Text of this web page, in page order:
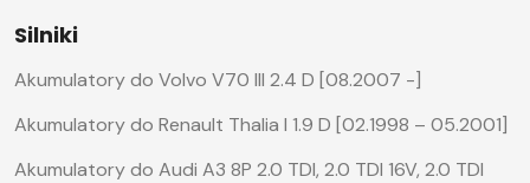
Silniki
Akumulatory do Volvo V70 III 2.4 D [08.2007 -]
Akumulatory do Renault Thalia I 1.9 D [02.1998 – 05.2001]
Akumulatory do Audi A3 8P 2.0 TDI, 2.0 TDI 16V, 2.0 TDI